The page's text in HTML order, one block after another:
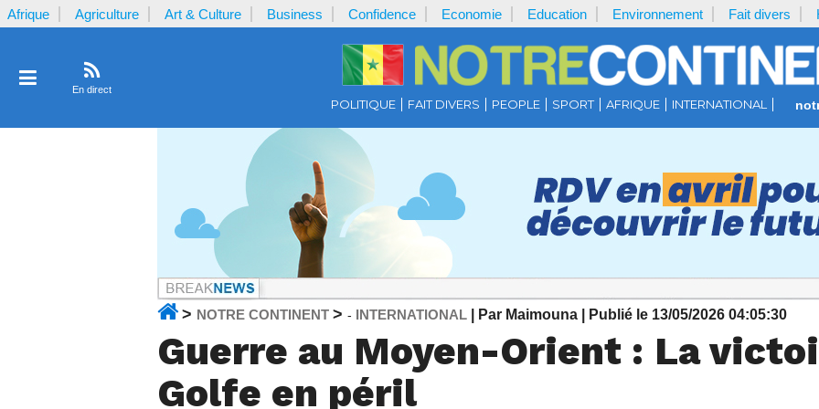
Afrique Agriculture Art & Culture Business Confidence Economie Education Environnement Fait divers
En direct
POLITIQUE FAIT DIVERS PEOPLE SPORT AFRIQUE INTERNATIONAL
> NOTRE CONTINENT > - INTERNATIONAL | Par Maimouna | Publié le 13/05/2026 04:05:30
Guerre au Moyen-Orient : La
Golfe en péril